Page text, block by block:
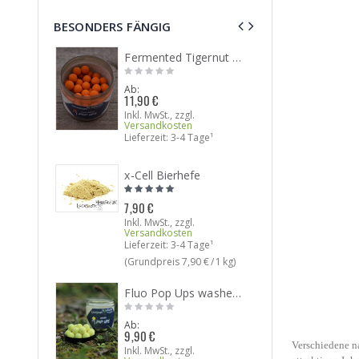
Verschiedene
BESONDERS FÄNGIG
Fermented Tigernut Pop Ups
Ab:
11,90 €
Inkl. MwSt., zzgl.
Versandkosten
Lieferzeit: 3-4 Tage¹
x-Cell Bierhefe
7,90 €
Inkl. MwSt., zzgl.
Versandkosten
Lieferzeit: 3-4 Tage¹
(Grundpreis7,90 €/ 1 kg)
Fluo Pop Ups washed out yellow
Ab:
9,90 €
Inkl. MwSt., zzgl.